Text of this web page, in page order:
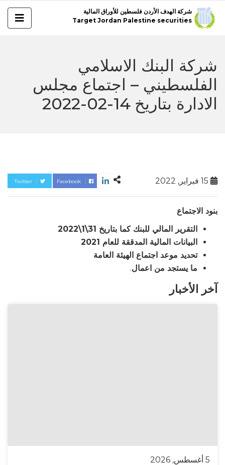
شركة الهدف الأردن فلسطين للأوراق المالية
Target Jordan Palestine securities
شركة البنك الاسلامي
الفلسطيني – اجتماع مجلس
الادارة بتاريخ 14-02-2022
Twitter Facebook
بنود الاجتماع
التقرير المالي للبنك كما بتاريخ 31\1\2022
البيانات المالية المدققة للعام 2021
تحديد موعد اجتماع الهيئة العامة
ما يستجد من اعمال.
آخر الأخبار
5 أغسطس, 2026